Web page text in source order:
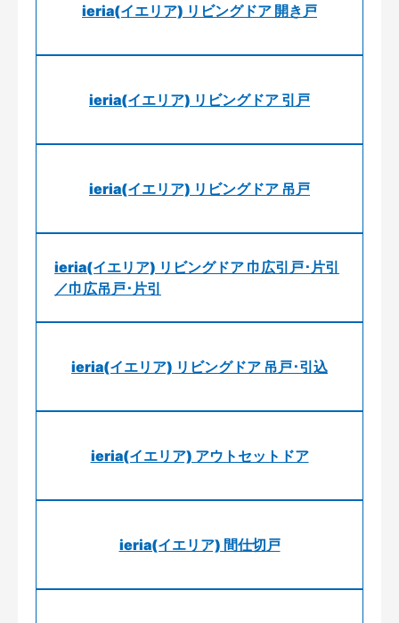
ieria(イエリア) リビングドア 開き戸
ieria(イエリア) リビングドア 引戸
ieria(イエリア) リビングドア 吊戸
ieria(イエリア) リビングドア 巾広引戸･片引
／巾広吊戸･片引
ieria(イエリア) リビングドア 吊戸･引込
ieria(イエリア) アウトセットドア
ieria(イエリア) 間仕切戸